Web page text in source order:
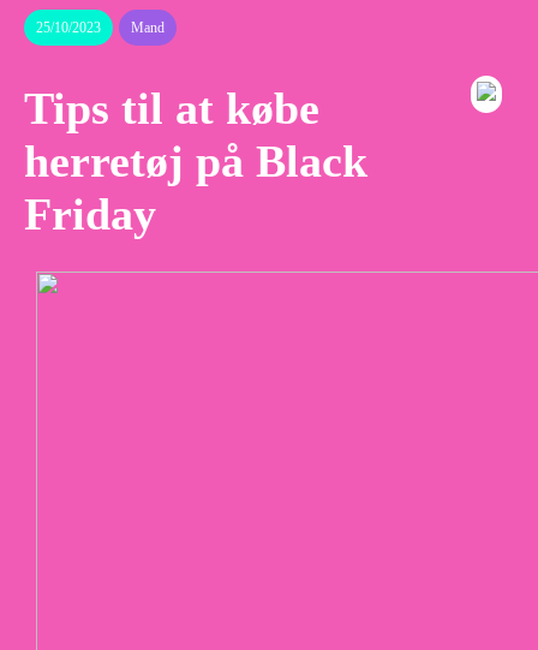
25/10/2023 Mand
Tips til at købe
herretøj på Black
Friday